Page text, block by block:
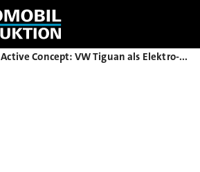
GTE Active Concept: VW Tiguan als Elektro-Allradler